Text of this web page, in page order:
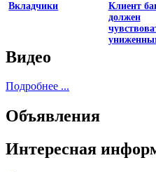
Вкладчики
Клиент
должен
Видео
Подробнее ...
Объявления
Интересная